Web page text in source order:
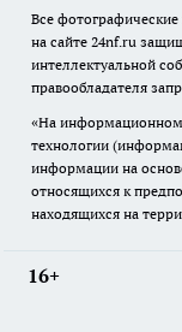
Все
на сайте 24nf.ru
интеллектуальной
правообладателя
«На информационном
технологии
информации на
относящихся к
находящихся на
16+